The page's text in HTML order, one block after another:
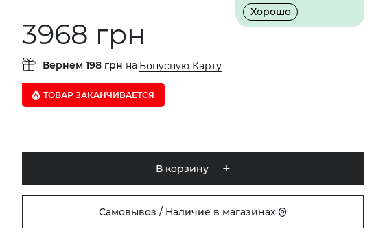
Хорошо
3968 грн
Вернем 198 грн на Бонусную Карту
ТОВАР ЗАКАНЧИВАЕТСЯ
В корзину
Самовывоз / Наличие в магазинах